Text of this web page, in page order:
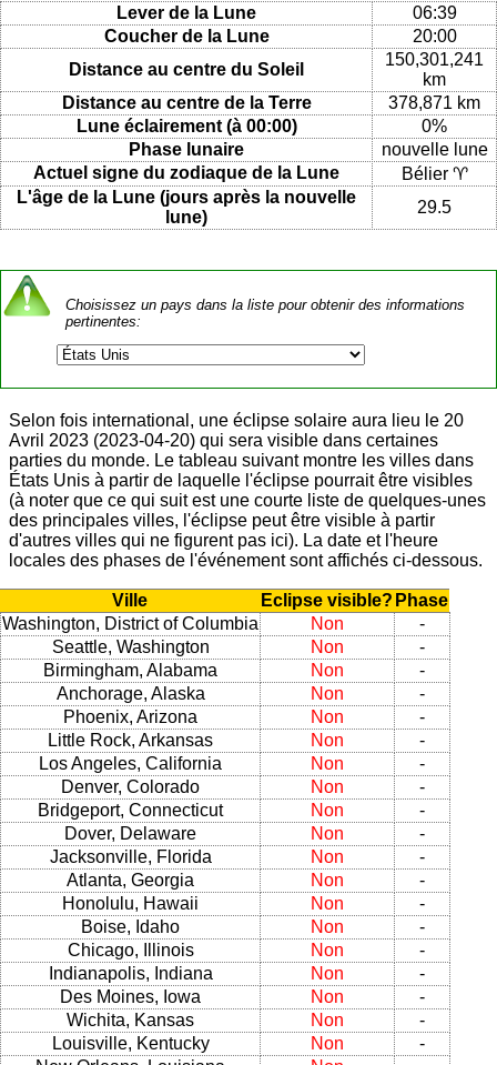
Lever de la Lune
06:39
Coucher de la Lune
20:00
Distance au centre du Soleil
150,301,241
km
Distance au centre de la Terre
378,871 km
Lune éclairement (à 00:00)
0%
Phase lunaire
nouvelle lune
Actuel signe du zodiaque de la Lune
Bélier ♈
L'âge de la Lune (jours après la nouvelle
lune)
29.5
Choisissez un pays dans la liste pour obtenir des informations
pertinentes:
Selon fois international, une éclipse solaire aura lieu le 20
Avril 2023 (2023-04-20) qui sera visible dans certaines
parties du monde. Le tableau suivant montre les villes dans
États Unis à partir de laquelle l'éclipse pourrait être visibles
(à noter que ce qui suit est une courte liste de quelques-unes
des principales villes, l'éclipse peut être visible à partir
d'autres villes qui ne figurent pas ici). La date et l'heure
locales des phases de l'événement sont affichés ci-dessous.
Ville Eclipse visible? Phase
Washington, District of Columbia
Non
-
Seattle, Washington
Non
-
Birmingham, Alabama
Non
-
Anchorage, Alaska
Non
-
Phoenix, Arizona
Non
-
Little Rock, Arkansas
Non
-
Los Angeles, California
Non
-
Denver, Colorado
Non
-
Bridgeport, Connecticut
Non
-
Dover, Delaware
Non
-
Jacksonville, Florida
Non
-
Atlanta, Georgia
Non
-
Honolulu, Hawaii
Non
-
Boise, Idaho
Non
-
Chicago, Illinois
Non
-
Indianapolis, Indiana
Non
-
Des Moines, Iowa
Non
-
Wichita, Kansas
Non
-
Louisville, Kentucky
Non
-